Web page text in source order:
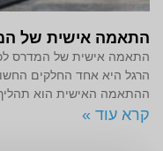
התאמה אישית של
התאמה אישית של המדרס
הרגל היא אחד החלקים
ההתאמה האישית הוא
קרא עוד »